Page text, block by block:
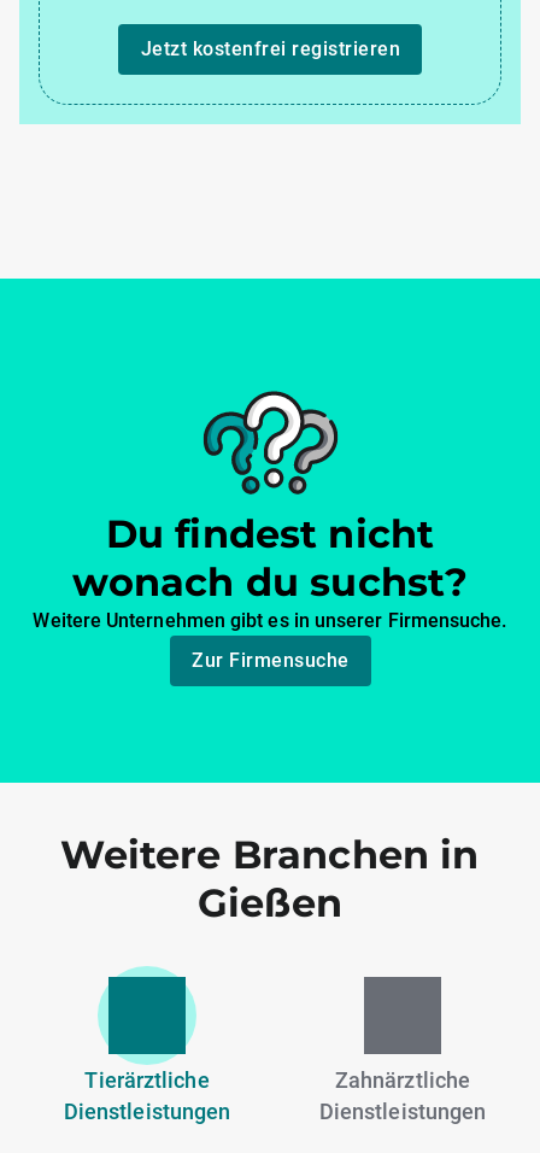
Jetzt kostenfrei registrieren
Du findest nicht
wonach du suchst?
Weitere Unternehmen gibt es in unserer Firmensuche.
Zur Firmensuche
Weitere Branchen in
Gießen
Tierärztliche
Dienstleistungen
Zahnärztliche
Dienstleistungen